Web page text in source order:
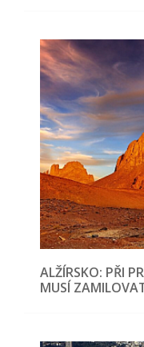
ALŽÍRSKO: PŘI
MUSÍ